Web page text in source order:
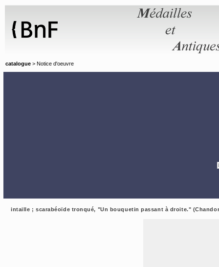
catalogue > Notice d'oeuvre
intaille ; scarabéoïde tronqué, "Un bouquetin passant à droite."